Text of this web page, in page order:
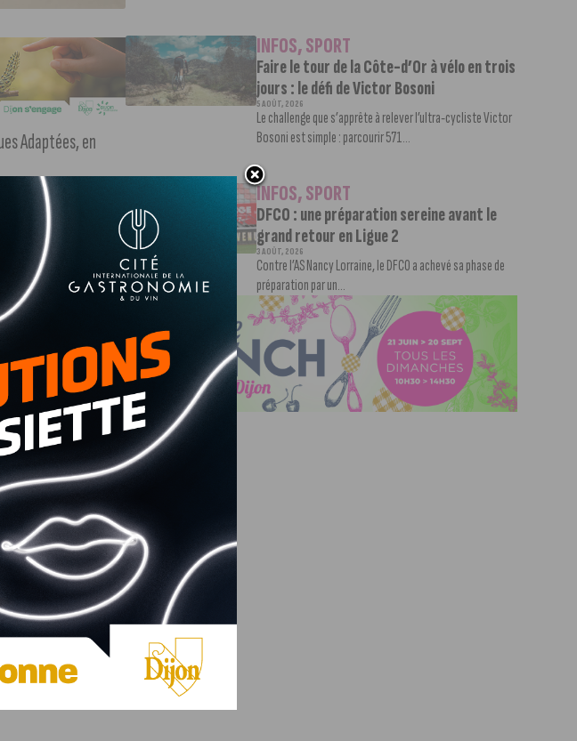
Adaptées, en
des
que Simon
démonstrations
apparenté à
et classé
de Canne de
permettre aux
INFOS,SPORT
Faire le tour de la Côte-d’Or à vélo en trois
jours : le défi de Victor Bosoni
5 AOÛT, 2026
Le challenge que s’apprête à relever l’ultra-cycliste Victor
Bosoni est simple : parcourir 571...
INFOS,SPORT
DFCO : une préparation sereine avant le
grand retour en Ligue 2
3 AOÛT, 2026
Contre l’AS Nancy Lorraine, le DFCO a achevé sa phase de
préparation par un...